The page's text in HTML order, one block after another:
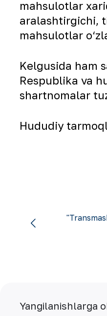
mahsulotlar
aralashtirgichi,
mahsulotlar
Kelgusida ham
Respublika va
shartnomalar
Hududiy
Yangilanishlarga